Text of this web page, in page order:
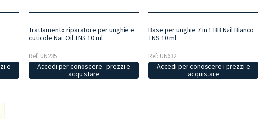
e
Trattamento riparatore per unghie e
cuticole Nail Oil TNS 10 ml
Ref: UN235
Accedi per conoscere i prezzi e
acquistare
Base per unghie 7 in 1 BB Nail Bianco
TNS 10 ml
Ref: UN632
Accedi per conoscere i prezzi e
acquistare